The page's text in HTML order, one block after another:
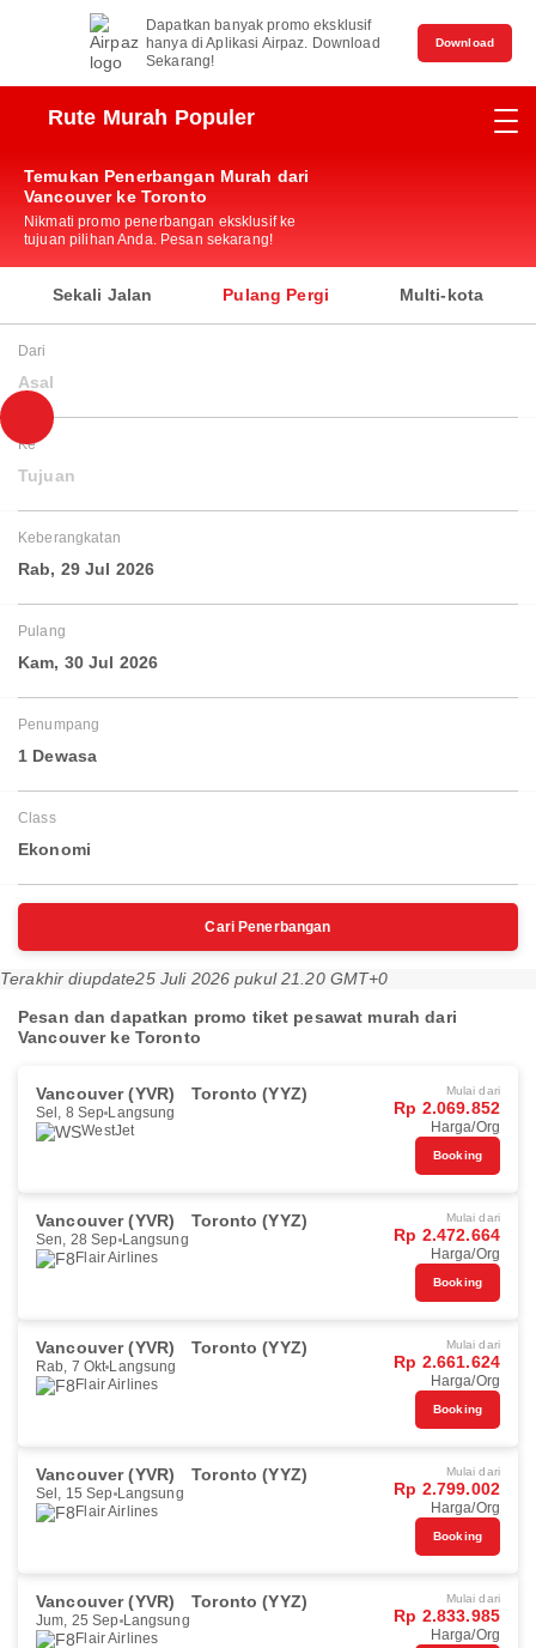
Dapatkan banyak promo eksklusif
hanya di Aplikasi Airpaz. Download
Sekarang!
Download
Rute Murah Populer
Temukan Penerbangan Murah dari
Vancouver ke Toronto
Nikmati promo penerbangan eksklusif ke
tujuan pilihan Anda. Pesan sekarang!
Sekali Jalan Pulang Pergi Multi-kota
Dari
Asal
Ke
Tujuan
Keberangkatan
Rab, 29 Jul 2026
Pulang
Kam, 30 Jul 2026
Penumpang
1 Dewasa
Class
Ekonomi
Cari Penerbangan
Terakhir diupdate25 Juli 2026 pukul 21.20 GMT+0
Pesan dan dapatkan promo tiket pesawat murah dari
Vancouver ke Toronto
Vancouver (YVR) Toronto (YYZ)
Sel, 8 Sep Langsung
WestJet
Mulai dari
Rp 2.069.852
Harga/Org
Booking
Vancouver (YVR) Toronto (YYZ)
Sen, 28 Sep Langsung
Flair Airlines
Mulai dari
Rp 2.472.664
Harga/Org
Booking
Vancouver (YVR) Toronto (YYZ)
Rab, 7 Okt Langsung
Flair Airlines
Mulai dari
Rp 2.661.624
Harga/Org
Booking
Vancouver (YVR) Toronto (YYZ)
Sel, 15 Sep Langsung
Flair Airlines
Mulai dari
Rp 2.799.002
Harga/Org
Booking
Vancouver (YVR) Toronto (YYZ)
Jum, 25 Sep Langsung
Flair Airlines
Mulai dari
Rp 2.833.985
Harga/Org